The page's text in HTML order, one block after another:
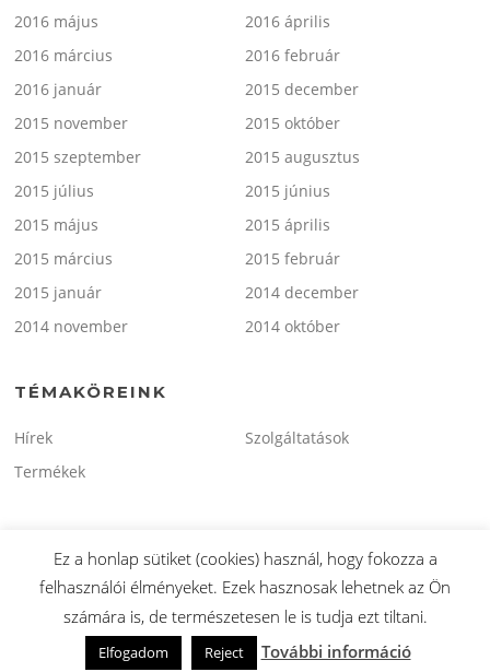
2016 május
2016 április
2016 március
2016 február
2016 január
2015 december
2015 november
2015 október
2015 szeptember
2015 augusztus
2015 július
2015 június
2015 május
2015 április
2015 március
2015 február
2015 január
2014 december
2014 november
2014 október
TÉMAKÖREINK
Hírek
Szolgáltatások
Termékek
Copyright © 2026 minitaxi.hu. Minden Jog Fenntartva.
Screenr parallax theme által FameThemes
Ez a honlap sütiket (cookies) használ, hogy fokozza a
felhasználói élményeket. Ezek hasznosak lehetnek az Ön
számára is, de természetesen le is tudja ezt tiltani.
Elfogadom Reject További információ